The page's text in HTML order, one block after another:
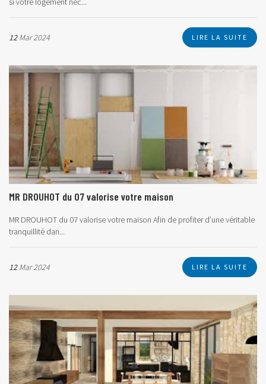
12Mar 2024 LIRE LA SUITE
MR DROUHOT du 07 valorise votre maison
MR DROUHOT du 07 valorise votre maison Afin de profiter d’une véritable
tranquillité dan...
12Mar 2024 LIRE LA SUITE